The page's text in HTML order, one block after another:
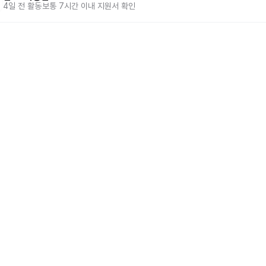
4일 전 활동보통 7시간 이내 지원서 확인